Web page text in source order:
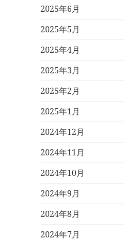
2025年6月
2025年5月
2025年4月
2025年3月
2025年2月
2025年1月
2024年12月
2024年11月
2024年10月
2024年9月
2024年8月
2024年7月